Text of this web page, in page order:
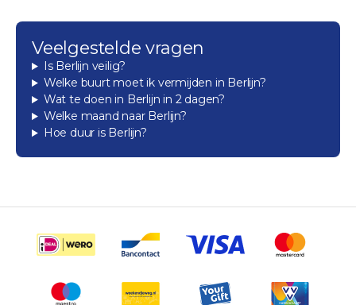
Veelgestelde vragen
Is Berlijn veilig?
Welke buurt moet ik vermijden in Berlijn?
Wat te doen in Berlijn in 2 dagen?
Welke maand naar Berlijn?
Hoe duur is Berlijn?